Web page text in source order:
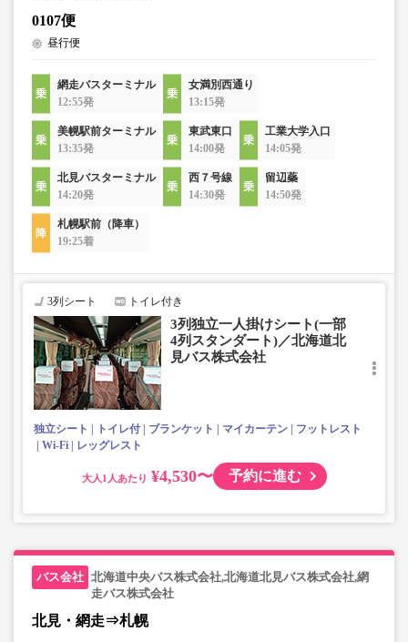
0107便
昼行便
網走バスターミナル
12:55発
女満別西通り
13:15発
美幌駅前ターミナル
13:35発
東武東口
14:00発
工業大学入口
14:05発
北見バスターミナル
14:20発
西７号線
14:30発
留辺蘂
14:50発
札幌駅前（降車）
19:25着
3列シート トイレ付き
3列独立一人掛けシート(一部
4列スタンダート)／北海道北
見バス株式会社
独立シート トイレ付 ブランケット マイカーテン
フットレスト
Wi-Fi
レッグレスト
大人 ¥4,530〜 予約に進む
北海道中央バス株式会社,北海道北見バス株式会社,網
走バス株式会社
北見・網走⇒札幌